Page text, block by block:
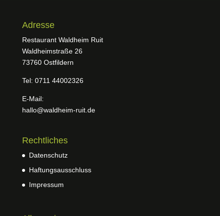
Adresse
Restaurant Waldheim Ruit
Waldheimstraße 26
73760 Ostfildern
Tel: 0711 44002326
E-Mail:
hallo@waldheim-ruit.de
Rechtliches
Datenschutz
Haftungsausschluss
Impressum